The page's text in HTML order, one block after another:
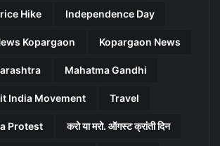
Hike Independence Day
Kopargaon Kopargaon News
Mahatma Gandhi
India Movement Travel
Protest करो या मरो. ऑगस्ट क्रांती दिन